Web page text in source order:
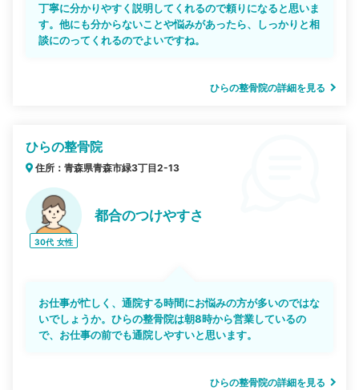
丁寧に分かりやすく説明してくれるので頼りになると思いま
す。他にも分からないことや悩みがあったら、しっかりと相
談にのってくれるのでよいですね。
ひらの整骨院の詳細を見る
ひらの整骨院
住所：青森県青森市緑3丁目2-13
30代 女性
都合のつけやすさ
お仕事が忙しく、通院する時間にお悩みの方が多いのではな
いでしょうか。ひらの整骨院は朝8時から営業しているの
で、お仕事の前でも通院しやすいと思います。
ひらの整骨院の詳細を見る